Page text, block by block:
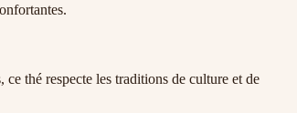
thé respecte les traditions de culture et de